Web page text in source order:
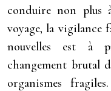
conduire non plus
voyage, la vigilance
nouvelles est à
changement brutal
organismes